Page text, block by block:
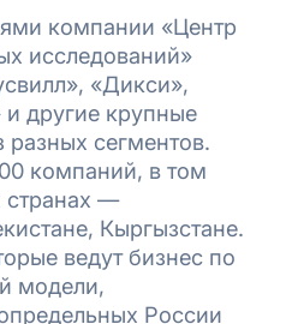
компании «Центр
исследований»
«Дикси»,
другие крупные
разных сегментов.
компаний, в том
странах —
Кыргызстане.
ведут бизнес по
модели,
России